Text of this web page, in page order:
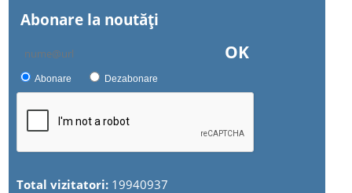
Abonare la noutăţi
OK
Abonare Dezabonare
Total vizitatori: 19940937